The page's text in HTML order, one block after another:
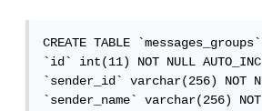
CREATE TABLE
`id` int(11) NOT NULL
`sender_id` varchar(256) NOT
`sender_name` varchar(256) NOT